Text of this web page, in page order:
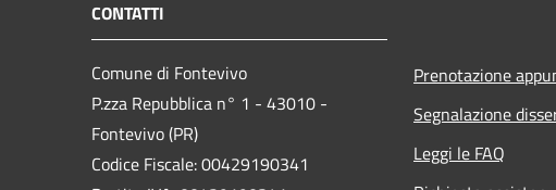
CONTATTI
Comune di Fontevivo
P.zza Repubblica n° 1 - 43010 -
Fontevivo (PR)
Codice Fiscale: 00429190341
Prenotazione
Segnalazione
Leggi le FAQ